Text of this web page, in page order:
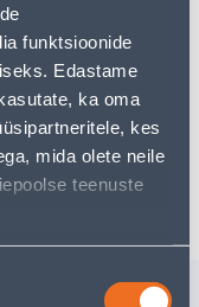
funktsioonide
Edastame
ka oma
kes
mida olete neile
teenuste